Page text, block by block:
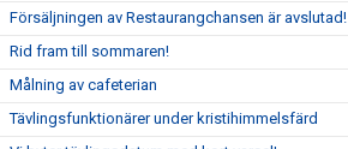
Försäljningen av Restaurangchansen är avslutad!
Rid fram till sommaren!
Målning av cafeterian
Tävlingsfunktionärer under kristihimmelsfärd